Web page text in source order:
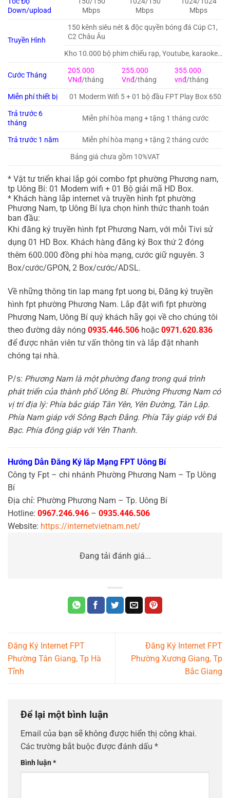
Down/upload
Mbps
Mbps
Mbps
Truyền Hình
150 kênh siêu nét & độc quyền bóng đá Cúp C1,
C2 Châu Âu
Kho 10.000 bộ phim chiếu rạp, Youtube, karaoke…
Cước Tháng
205.000
VNđ/tháng
255.000
Vnđ/tháng
355.000
vnđ/tháng
Miễn phí thiết bị
01 Moderm Wifi 5 + 01 bộ đầu FPT Play Box 650
Trả trước 6
tháng
Miễn phí hòa mạng + tặng 1 tháng cước
Trả trước 1 năm
Miễn phí hòa mạng + tặng 2 tháng cước
Bảng giá chưa gồm 10%VAT
* Vật tư triển khai lắp gói combo fpt phường Phương nam,
tp Uông Bí: 01 Modem wifi + 01 Bộ giải mã HD Box.
* Khách hàng lắp internet và truyền hình fpt phường
Phương Nam, tp Uông Bí lựa chọn hình thức thanh toán
ban đầu:
Khi đăng ký truyền hình fpt Phương Nam, với mỗi Tivi sử
dụng 01 HD Box. Khách hàng đăng ký Box thứ 2 đóng
thêm 600.000 đồng phí hòa mạng, cước giữ nguyên. 3
Box/cước/GPON, 2 Box/cước/ADSL.
Về những thông tin lap mang fpt uong bi, Đăng ký truyền
hình fpt phường Phương Nam. Lắp đặt wifi fpt phường
Phương Nam, Uông Bí quý khách hãy gọi về cho chúng tôi
theo đường dây nóng 0935.446.506 hoặc 0971.620.836
để được nhân viên tư vấn thông tin và lắp đặt nhanh
chóng tại nhà.
P/s: Phương Nam là một phường đang trong quá trình
phát triển của thành phố Uông Bí. Phường Phương Nam có
vị trí địa lý: Phía bắc giáp Tân Yên, Yên Đường, Tân Lập.
Phía Nam giáp với Sông Bạch Đằng. Phía Tây giáp với Đá
Bạc. Phía đông giáp với Yên Thanh.
Hướng Dẫn Đăng Ký lắp Mạng FPT Uông Bí
Công ty Fpt – chi nhánh Phường Phương Nam – Tp Uông
Bí
Địa chỉ: Phường Phương Nam – Tp. Uông Bí
Hotline: 0967.246.946 – 0935.446.506
Website: https://internetvietnam.net/
Đang tải đánh giá...
Đăng Ký Internet FPT
Phường Tân Giang, Tp Hà
Tĩnh
Đăng Ký Internet FPT
Phường Xương Giang, Tp
Bắc Giang
Để lại một bình luận
Email của bạn sẽ không được hiển thị công khai.
Các trường bắt buộc được đánh dấu *
Bình luận*